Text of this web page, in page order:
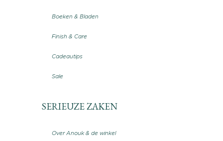
Boeken & Bladen
Finish & Care
Cadeautips
Sale
SERIEUZE ZAKEN
Over Anouk & de winkel